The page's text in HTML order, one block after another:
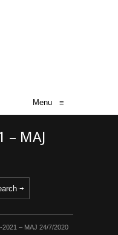
Menu ≡
– MAJ
2021 – MAJ 24/7/2020